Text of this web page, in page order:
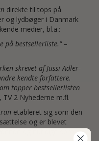
direkte til tops på
og lydbøger i Danmark
medier, bl.a.:
på bestsellerliste."–
skrevet af Jussi Adler-
kendte forfattere.
topper bestsellerlisten
2 Nyhederne m.fl.
etableret sig som den
og er blevet
og nutidige sprog.